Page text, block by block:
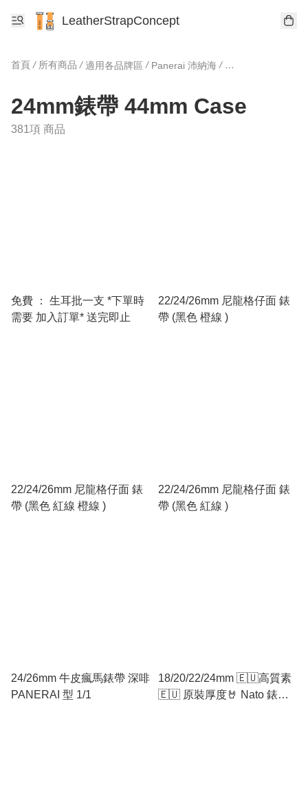
LeatherStrapConcept
首頁 / 所有商品 / 適用各品牌區 / Panerai 沛納海 / 24mm錶帶 44mm
24mm錶帶 44mm Case
381項 商品
免費 ： 生耳批一支 *下單時
需要 加入訂單* 送完即止
22/24/26mm 尼龍格仔面 錶
帶 (黑色 橙線 )
22/24/26mm 尼龍格仔面 錶
帶 (黑色 紅線 橙線 )
22/24/26mm 尼龍格仔面 錶
帶 (黑色 紅線 )
24/26mm 牛皮瘋馬錶帶 深啡
PANERAI 型 1/1
18/20/22/24mm 🇪🇺高質素
🇪🇺 原裝厚度🤘 Nato 錶帶